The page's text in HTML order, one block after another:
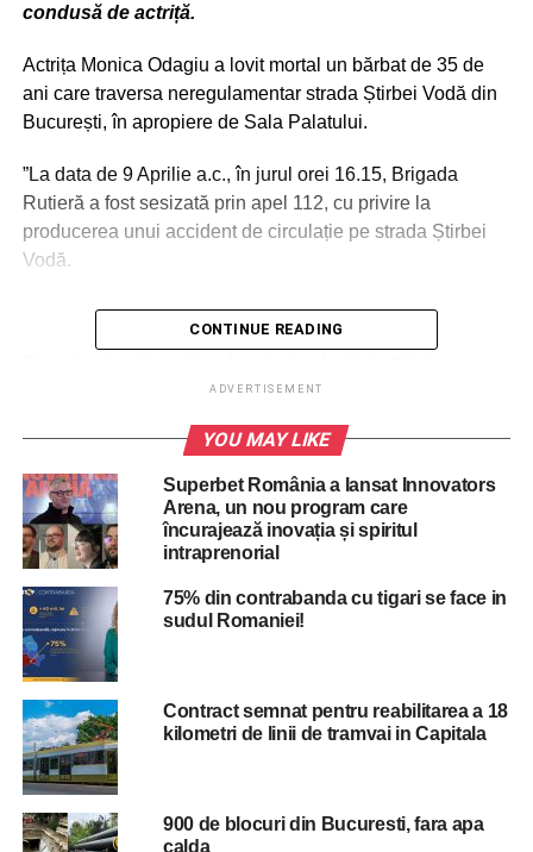
condusă de actriță.
Actrița Monica Odagiu a lovit mortal un bărbat de 35 de
ani care traversa neregulamentar strada Știrbei Vodă din
București, în apropiere de Sala Palatului.
”La data de 9 Aprilie a.c., în jurul orei 16.15, Brigada
Rutieră a fost sesizată prin apel 112, cu privire la
producerea unui accident de circulație pe strada Știrbei
Vodă.
condus un autovehicul pe str. Știrbei Vodă dinspre Calea
Victoriei, iar în dreptul stației STB Luterană, a surprins și
accidentat un bărbat în vârstă de aproximativ 35 de ani.
În urma accidentului de circulație s-a
declarat decesul pietonului, după ce în prealabil au fost
efectuate manevre de resuscitare”, a transmis Poliția
Capitalei.
Monica Odagiu nu consumase alcool. Oamenii legii spun
că șoferița nu consumase alcool.
”Conducătoarea autovehicului a fost testată cu aparatul
alcooltest, rezultatul fiind zero.
CONTINUE READING
ADVERTISEMENT
YOU MAY LIKE
Superbet România a lansat Innovators
Arena, un nou program care
încurajează inovația și spiritul
intraprenorial
75% din contrabanda cu tigari se face in
sudul Romaniei!
Contract semnat pentru reabilitarea a 18
kilometri de linii de tramvai in Capitala
900 de blocuri din Bucuresti, fara apa
calda